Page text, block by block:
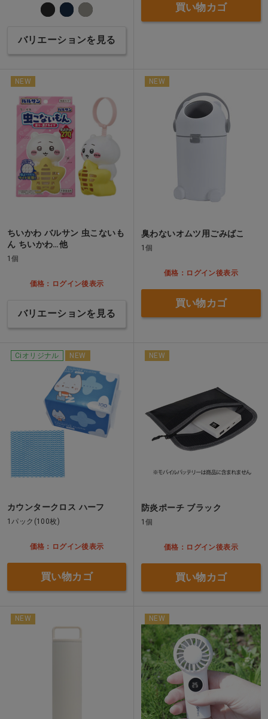
バリエーションを見る
買い物カゴ
NEW
ちいかわ バルサン 虫こないも
ん ちいかわ…他
1個
価格：ログイン後表示
バリエーションを見る
NEW
臭わないオムツ用ごみばこ
1個
価格：ログイン後表示
買い物カゴ
Ciオリジナル NEW
カウンタークロス ハーフ
1パック(100枚)
価格：ログイン後表示
買い物カゴ
NEW
防炎ポーチ ブラック
1個
価格：ログイン後表示
買い物カゴ
NEW NEW